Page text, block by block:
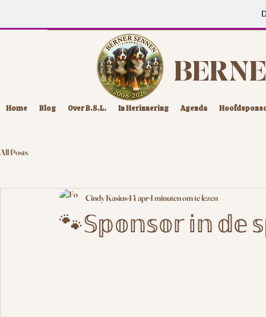
Home Blog Over B.S.L. In Herinnering Agenda
All Posts
🐾𝕊𝕡𝕠𝕟𝕤𝕠𝕣 𝕚𝕟 𝕕𝕖
Cindy Kasius 14 apr 1 minuten om te lezen